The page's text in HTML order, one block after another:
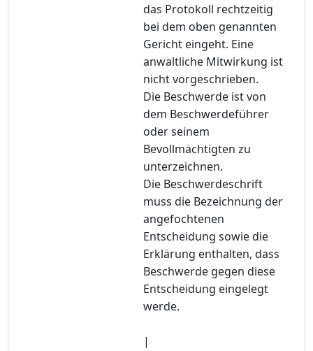
das Protokoll rechtzeitig
bei dem oben genannten
Gericht eingeht. Eine
anwaltliche Mitwirkung ist
nicht vorgeschrieben.
Die Beschwerde ist von
dem Beschwerdeführer
oder seinem
Bevollmächtigten zu
unterzeichnen.
Die Beschwerdeschrift
muss die Bezeichnung der
angefochtenen
Entscheidung sowie die
Erklärung enthalten, dass
Beschwerde gegen diese
Entscheidung eingelegt
werde.
|